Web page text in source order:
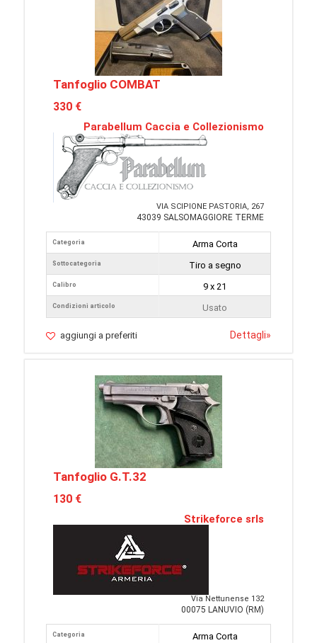
Tanfoglio COMBAT
330 €
Parabellum Caccia e Collezionismo
VIA SCIPIONE PASTORIA, 267
43039 SALSOMAGGIORE TERME
Categoria
Sottocategoria
Calibro
Condizioni articolo
Arma Corta
Tiro a segno
9 x 21
Usato
aggiungi a preferiti Dettagli»
Tanfoglio G.T.32
130 €
Strikeforce srls
Via Nettunense 132
00075 LANUVIO (RM)
Categoria
Arma Corta